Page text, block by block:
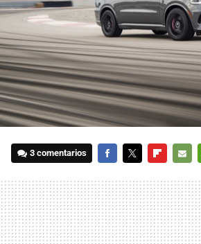
3 comentarios
MAIL